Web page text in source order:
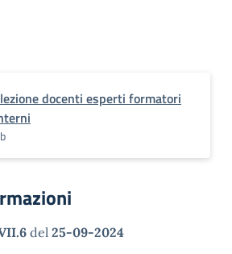
docenti esperti formatori
del 25-09-2024